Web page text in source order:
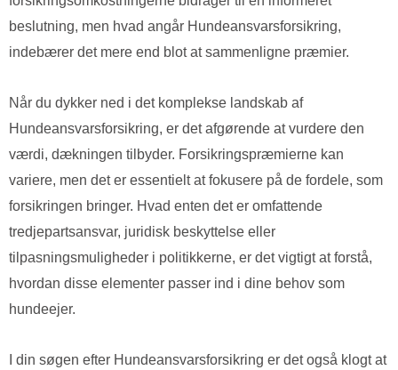
beslutning, men hvad angår Hundeansvarsforsikring,
indebærer det mere end blot at sammenligne præmier.
Når du dykker ned i det komplekse landskab af
Hundeansvarsforsikring, er det afgørende at vurdere den
værdi, dækningen tilbyder. Forsikringspræmierne kan
variere, men det er essentielt at fokusere på de fordele, som
forsikringen bringer. Hvad enten det er omfattende
tredjepartsansvar, juridisk beskyttelse eller
tilpasningsmuligheder i politikkerne, er det vigtigt at forstå,
hvordan disse elementer passer ind i dine behov som
hundeejer.
I din søgen efter Hundeansvarsforsikring er det også klogt at